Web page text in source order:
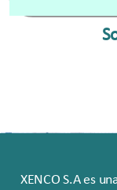
XENCO S.A es